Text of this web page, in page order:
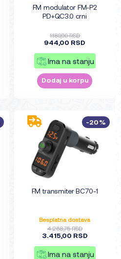
FM modulator FM-P2
PD+QC3.0 crni
1.180,00 RSD
944,00 RSD
Ima na stanju
Dodaj u korpu
FM transmiter BC70-1
Besplatna dostava
4.268,75 RSD
3.415,00 RSD
Ima na stanju
-20%